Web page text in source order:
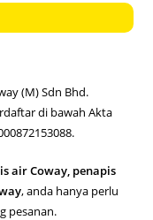
(M) Sdn Bhd.
di bawah Akta
air Coway, penapis
, anda hanya perlu
pesanan.